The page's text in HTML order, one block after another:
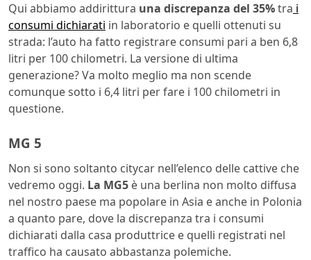
Qui abbiamo addirittura una discrepanza del 35%tra i
consumi dichiarati in laboratorio e quelli ottenuti su
strada: l’auto ha fatto registrare consumi pari a ben 6,8
litri per 100 chilometri. La versione di ultima
generazione? Va molto meglio ma non scende
comunque sotto i 6,4 litri per fare i 100 chilometri in
questione.
MG 5
Non si sono soltanto citycar nell’elenco delle cattive che
vedremo oggi. La MG5 è una berlina non molto diffusa
nel nostro paese ma popolare in Asia e anche in Polonia
a quanto pare, dove la discrepanza tra i consumi
dichiarati dalla casa produttrice e quelli registrati nel
traffico ha causato abbastanza polemiche.